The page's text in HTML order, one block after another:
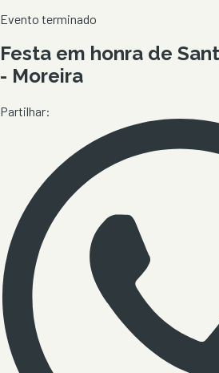
Evento terminado
Festa em honra de
- Moreira
Partilhar: